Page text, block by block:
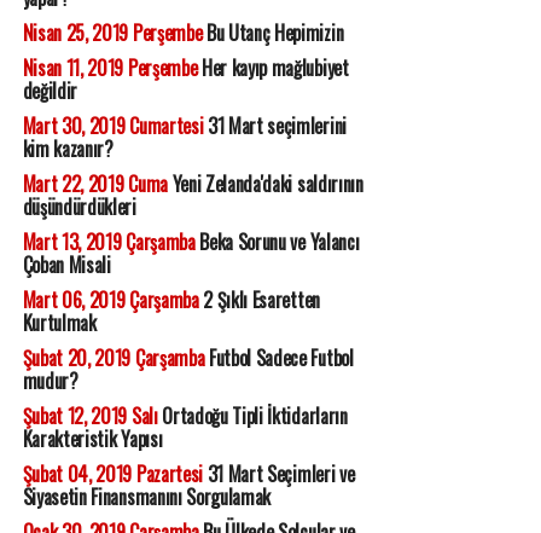
Nisan 25, 2019 PerşembeBu Utanç Hepimizin
Nisan 11, 2019 PerşembeHer kayıp mağlubiyet
değildir
Mart 30, 2019 Cumartesi31 Mart seçimlerini
kim kazanır?
Mart 22, 2019 CumaYeni Zelanda'daki saldırının
düşündürdükleri
Mart 13, 2019 ÇarşambaBeka Sorunu ve Yalancı
Çoban Misali
Mart 06, 2019 Çarşamba2 Şıklı Esaretten
Kurtulmak
Şubat 20, 2019 ÇarşambaFutbol Sadece Futbol
mudur?
Şubat 12, 2019 SalıOrtadoğu Tipli İktidarların
Karakteristik Yapısı
Şubat 04, 2019 Pazartesi31 Mart Seçimleri ve
Siyasetin Finansmanını Sorgulamak